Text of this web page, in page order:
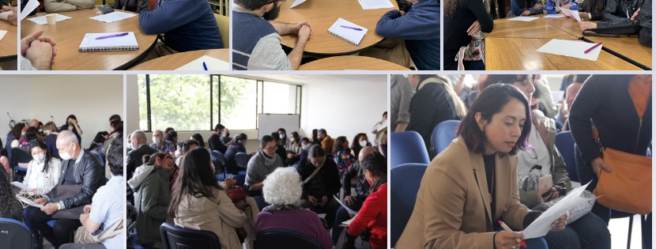
reunion profes 1ago22 27 reunion profes 1ago22 26 reunion profes 1ago22 25